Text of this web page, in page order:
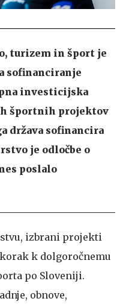
turizem in šport je
sofinanciranje
investicijska
športnih projektov
država sofinancira
je odločbe o
poslalo
izbrani projekti
k dolgoročnemu
po Sloveniji.
obnove,